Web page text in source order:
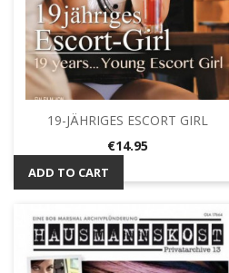
19-JÄHRIGES ESCORT GIRL
Price
€14.95
ADD TO CART